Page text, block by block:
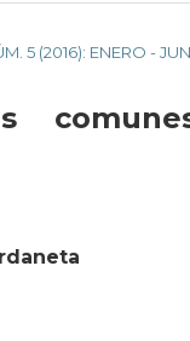
5 (2016): ENERO -